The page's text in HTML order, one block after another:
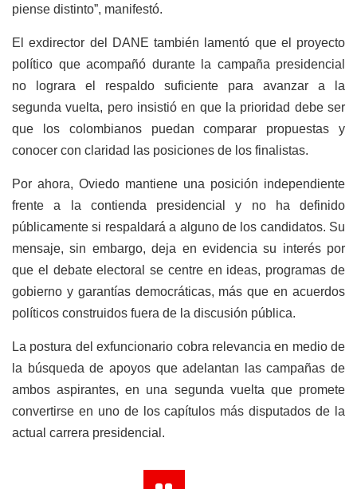
piense distinto”, manifestó.
El exdirector del DANE también lamentó que el proyecto
político que acompañó durante la campaña presidencial
no lograra el respaldo suficiente para avanzar a la
segunda vuelta, pero insistió en que la prioridad debe ser
que los colombianos puedan comparar propuestas y
conocer con claridad las posiciones de los finalistas.
Por ahora, Oviedo mantiene una posición independiente
frente a la contienda presidencial y no ha definido
públicamente si respaldará a alguno de los candidatos. Su
mensaje, sin embargo, deja en evidencia su interés por
que el debate electoral se centre en ideas, programas de
gobierno y garantías democráticas, más que en acuerdos
políticos construidos fuera de la discusión pública.
La postura del exfuncionario cobra relevancia en medio de
la búsqueda de apoyos que adelantan las campañas de
ambos aspirantes, en una segunda vuelta que promete
convertirse en uno de los capítulos más disputados de la
actual carrera presidencial.